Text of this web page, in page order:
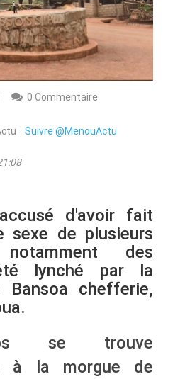
0 Commentaire
Suivre @MenouActu
d'avoir fait
sexe de plusieurs
notamment des
lynché par la
Bansoa chefferie,
se trouve
à la morgue de